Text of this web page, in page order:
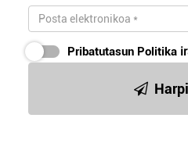
Pribatutasun Politika